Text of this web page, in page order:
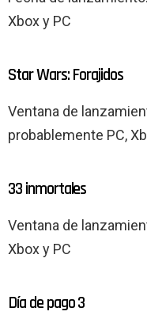
Xbox y PC
Star Wars: Forajidos
Ventana de
probablemente PC,
33 inmortales
Ventana de
Xbox y PC
Día de pago 3